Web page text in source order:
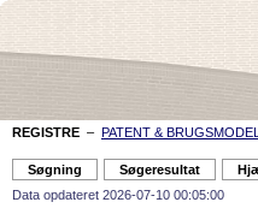
REGISTRE – PATENT & BRUGSMODEL
Data opdateret 2026-07-10 00:05:00